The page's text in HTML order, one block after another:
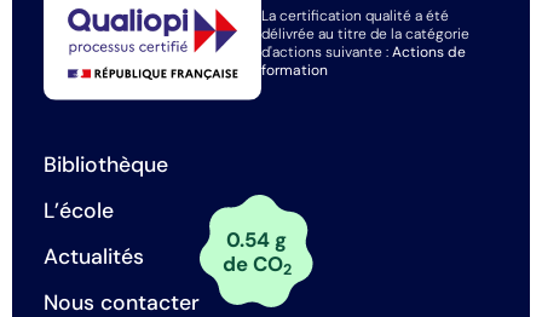
La certification qualité a été
délivrée au titre de la catégorie
d'actions suivante :Actions de
formation
Bibliothèque
L’école
Actualités
Nous contacter
0.54 g
de CO2